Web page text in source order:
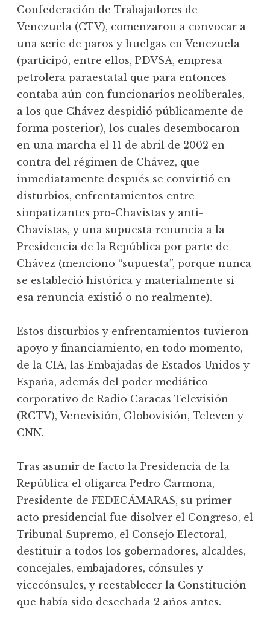
Confederación de Trabajadores de
Venezuela (CTV), comenzaron a convocar a
una serie de paros y huelgas en Venezuela
(participó, entre ellos, PDVSA, empresa
petrolera paraestatal que para entonces
contaba aún con funcionarios neoliberales,
a los que Chávez despidió públicamente de
forma posterior), los cuales desembocaron
en una marcha el 11 de abril de 2002 en
contra del régimen de Chávez, que
inmediatamente después se convirtió en
disturbios, enfrentamientos entre
simpatizantes pro-Chavistas y anti-
Chavistas, y una supuesta renuncia a la
Presidencia de la República por parte de
Chávez (menciono “supuesta”, porque nunca
se estableció histórica y materialmente si
esa renuncia existió o no realmente).
Estos disturbios y enfrentamientos tuvieron
apoyo y financiamiento, en todo momento,
de la CIA, las Embajadas de Estados Unidos y
España, además del poder mediático
corporativo de Radio Caracas Televisión
(RCTV), Venevisión, Globovisión, Televen y
CNN.
Tras asumir de facto la Presidencia de la
República el oligarca Pedro Carmona,
Presidente de FEDECÁMARAS, su primer
acto presidencial fue disolver el Congreso, el
Tribunal Supremo, el Consejo Electoral,
destituir a todos los gobernadores, alcaldes,
concejales, embajadores, cónsules y
vicecónsules, y reestablecer la Constitución
que había sido desechada 2 años antes.